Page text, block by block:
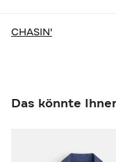
CHASIN'
Das könnte